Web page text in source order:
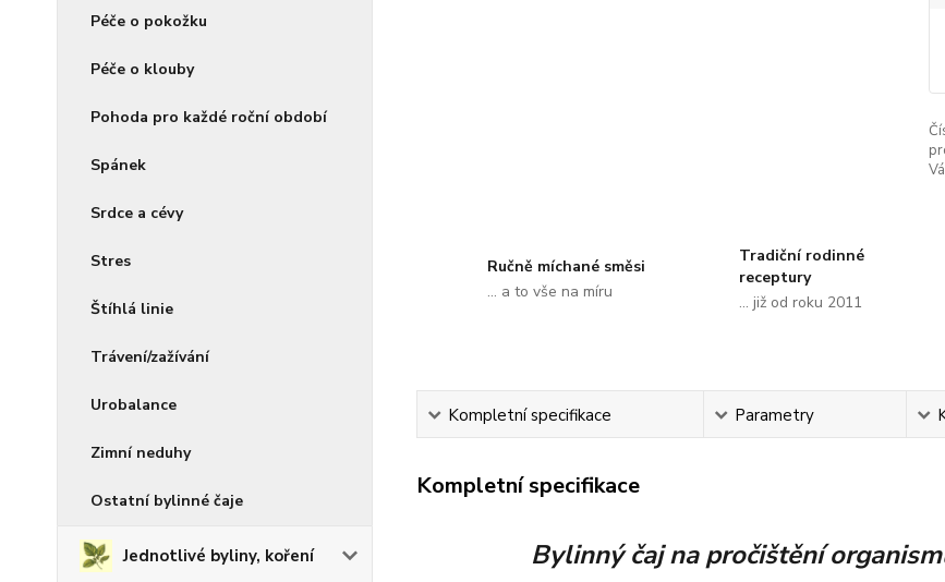
Péče o pokožku
Péče o klouby
Pohoda pro každé roční období
Spánek
Srdce a cévy
Stres
Štíhlá linie
Trávení/zažívání
Urobalance
Zimní neduhy
Ostatní bylinné čaje
Jednotlivé byliny, koření
Ručně míchané směsi
... a to vše na míru
Tradiční rodinné
receptury
... již od roku 2011
Kompletní specifikace Parametry
Kompletní specifikace
Bylinný čaj na pročištění